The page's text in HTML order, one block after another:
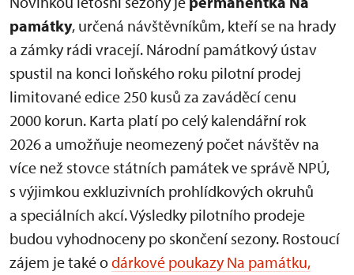
památky, určená návštěvníkům, kteří se na hrady
a zámky rádi vracejí. Národní památkový ústav
spustil na konci loňského roku pilotní prodej
limitované edice 250 kusů za zaváděcí cenu
2000 korun. Karta platí po celý kalendářní rok
2026 a umožňuje neomezený počet návštěv na
více než stovce státních památek ve správě NPÚ,
s výjimkou exkluzivních prohlídkových okruhů
a speciálních akcí. Výsledky pilotního prodeje
budou vyhodnoceny po skončení sezony. Rostoucí
zájem je také odárkové poukazy Na památku,